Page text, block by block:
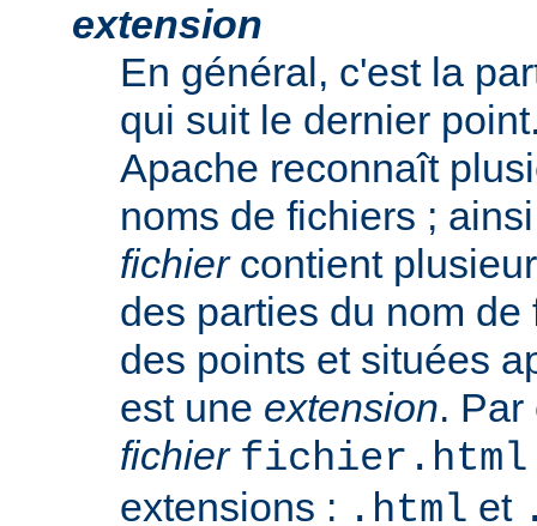
extension
En général, c'est la
qui suit le dernier
Apache reconnaît
noms de fichiers ;
fichiercontient
des parties du nom
des points et situées
est une extension.
fichier
extensions : .html et